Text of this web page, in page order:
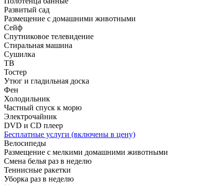
Развитый сад
Размещение с домашними животными
Сейф
Спутниковое телевидение
Стиральная машина
Сушилка
ТВ
Тостер
Утюг и гладильная доска
Фен
Холодильник
Частный спуск к морю
Электрочайник
DVD и CD плеер
Бесплатные услуги (включены в цену)
Велосипеды
Размещение с мелкими домашними животными
Смена белья раз в неделю
Теннисные ракетки
Уборка раз в неделю